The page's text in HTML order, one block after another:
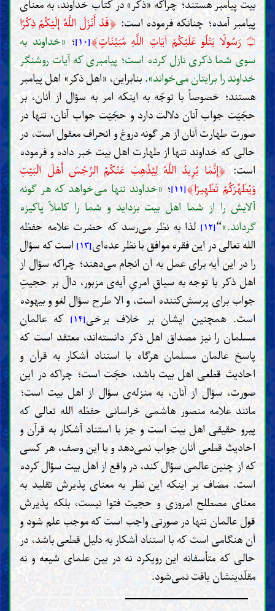
بیت پیامبر هستند؛ چراکه «ذکر» در کتاب خداوند، به معنای
پیامبر آمده؛ چنانکه فرموده است: ﴿قَدْ أَنْزَلَ اللَّهُ إِلَيْكُمْ ذِكْرًا
۝ رَسُولًا يَتْلُو عَلَيْكُمْ آيَاتِ اللَّهِ مُبَيِّنَاتٍ﴾[۱۰] ؛ «خداوند به
سوی شما ذکری نازل کرده است؛ پیامبری که آیات روشنگر
خداوند را برایتان می‌خواند». بنابراین، «اهل ذکر» اهل پیامبر
هستند؛ خصوصاً با توجّه به اینکه امر به سؤال از آنان، بر
حجّیّت جواب آنان دلالت دارد و حجّیّت جواب آنان، تنها در
صورت طهارت آنان از هر گونه دروغ و انحراف معقول است، در
حالی که خداوند تنها از طهارت اهل بیت خبر داده و فرموده
است: ﴿إِنَّمَا يُرِيدُ اللَّهُ لِيُذْهِبَ عَنْكُمُ الرِّجْسَ أَهْلَ الْبَيْتِ
وَيُطَهِّرَكُمْ تَطْهِيرًا﴾[۱۱] ؛ «خداوند تنها می‌خواهد که هر گونه
آلایش را از شما اهل بیت بزداید و شما را کاملاً پاکیزه
گرداند.»“[۱۲]
لذا به نظر می‌رسد که حضرت علامه حفظه
الله تعالی در این فقره موافق با نظر عده‌ای[۱۳]
است که سؤال
را در این آیه برای عمل به آن انجام می‌دهند؛ چراکه سؤال از
اهل ذکر با توجه به سیاقِ امریِ آیه‌ی مزبور، دالّ بر حجیتِ
جواب برای پرسش‌کننده است، و الا طرح سؤال لغو و بیهوده
است. همچنین ایشان بر خلاف برخی[۱۴]
که عالمان
مسلمان را نیز مصداق اهل ذکر دانسته‌اند، معتقد است که
پاسخ عالمان مسلمان هرگاه با استناد آشکار به قرآن و
احادیث قطعی اهل بیت باشد، حجّت است؛ چراکه در این
صورت، سؤال از آنان، به منزله‌ی سؤال از اهل بیت است؛
مانند علامه منصور هاشمی خراسانی حفظه الله تعالی که
پیرو حقیقی اهل بیت است و جز با استناد آشکار به قرآن و
احادیث قطعی آنان جواب نمی‌دهد و با این وصف، هر کسی
که از چنین عالمی سؤال کند، در واقع از اهل بیت سؤال کرده
است. مضاف بر اینکه این نظر به معنای پذیرش تقلید به
معنای مصطلح امروزی و حجیت فتوا نیست، بلکه پذیرش
قول عالمان تنها در صورتی واجب است که موجب علم شود و
آن هنگامی است که با استناد آشکار به دلیل قطعی باشد، در
حالی که متأسفانه این رویکرد نه در بین علمای شیعه و نه
مقلّدینشان یافت نمی‌شود.